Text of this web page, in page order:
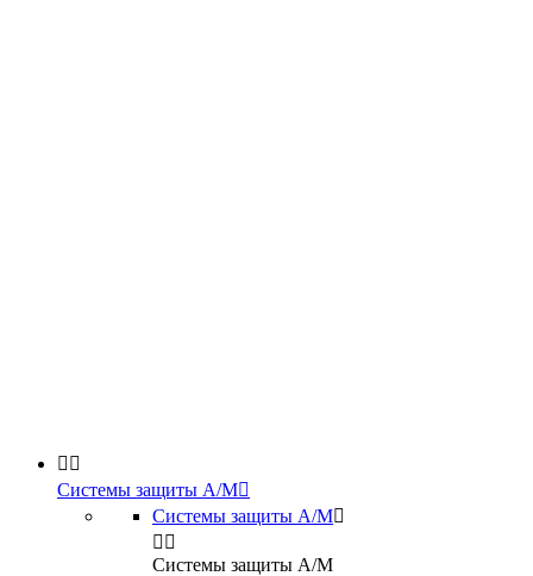
 
Системы защиты А/М
Системы защиты А/М
 
Системы защиты А/М